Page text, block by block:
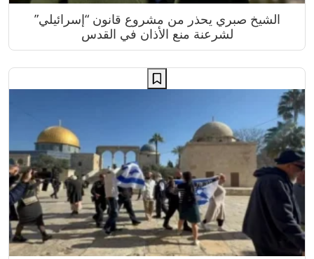
الشيخ صبري يحذر من مشروع قانون “إسرائيلي”
لشرعنة منع الأذان في القدس